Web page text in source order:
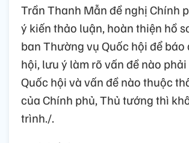
Trần Thanh Mẫn đề nghị Chính
ý kiến thảo luận, hoàn thiện hồ
ban Thường vụ Quốc hội để báo
hội, lưu ý làm rõ vấn đề nào
Quốc hội và vấn đề nào thuộc
của Chính phủ, Thủ tướng thì
trình./.